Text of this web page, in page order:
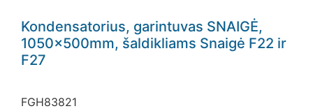
Kondensatorius, garintuvas SNAIGĖ,
1050x500mm, šaldikliams Snaigė F22 ir
F27
FGH83821